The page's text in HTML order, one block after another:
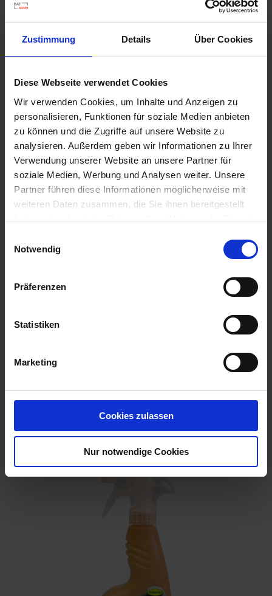
Zustimmung Details Über Cookies
Diese Webseite verwendet Cookies
Wir verwenden Cookies, um Inhalte und Anzeigen zu
personalisieren, Funktionen für soziale Medien anbieten
zu können und die Zugriffe auf unsere Website zu
analysieren. Außerdem geben wir Informationen zu Ihrer
Verwendung unserer Website an unsere Partner für
soziale Medien, Werbung und Analysen weiter. Unsere
Partner führen diese Informationen möglicherweise mit
weiteren Daten zusammen, die Sie ihnen bereitgestellt
haben oder die sie im Rahmen Ihrer Nutzung der Dienste
Notwendig
Präferenzen
Statistiken
Marketing
Cookies zulassen
Nur notwendige Cookies
Substral Herbst-Rasendünger
Artikel-Nr.: 7000790-06-cfg
Ähnliche Produkte
Biostäbchen Pflanzenlaus 50 g
Artikel-Nr.: 7001066-01